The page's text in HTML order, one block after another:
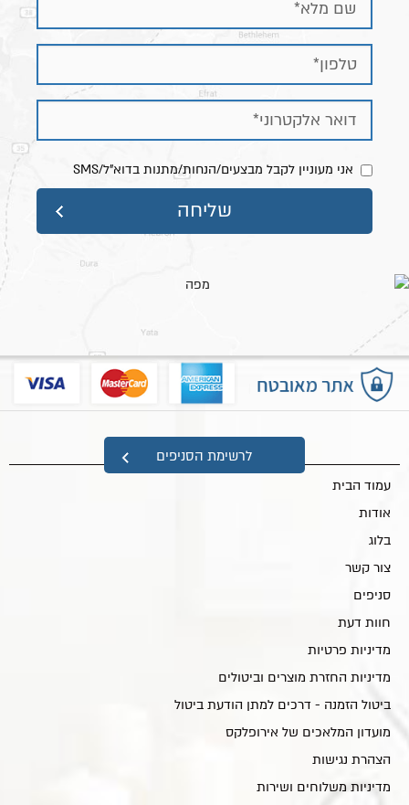
-אורך מיטה
מסגרת כ- 218 ס״מ
ניתן להזמין גם באורך 190 ס״מ או 210 ס״מ בהתאמה
אישית. לפרטים צרו קשר
-רוחב מיטה
: תוספת כ- 5 ס״מ לרוחב הנבחר. לדוגמא
מיטה ברוחב 160 ס״מ תהיה ברוחב כללי של כ- 165
ס״מ כולל מסגרת.
מידות השידה:
ס"מ
אני מעוניין לקבל מבצעים/הנחות/מתנות בדוא"ל/SMS
לרשימת הסניפים
מפת אתר
עמוד הבית
אודות
בלוג
צור קשר
סניפים
חוות דעת
מדיניות פרטיות
מדיניות החזרת מוצרים וביטולים
ביטול הזמנה - דרכים למתן הודעת ביטול
מועדון המלאכים של אירופלקס
הצהרת נגישות
מדיניות משלוחים ושירות